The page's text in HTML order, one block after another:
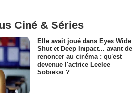
Ciné & Séries
Elle avait joué dans Eyes Wide
Shut et Deep Impact... avant de
renoncer au cinéma : qu'est
devenue l'actrice Leelee
Sobieksi ?